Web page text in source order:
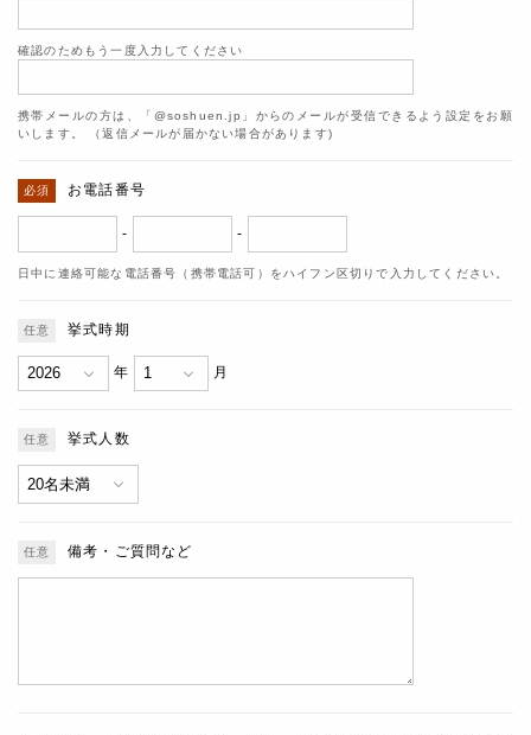
確認のためもう一度入力してください
携帯メールの方は、「@soshuen.jp」からのメールが受信できるよう設定をお願
いします。 （返信メールが届かない場合があります)
お電話番号
- -
日中に連絡可能な電話番号（携帯電話可）をハイフン区切りで入力してください。
挙式時期
年 月
挙式人数
備考・ご質問など